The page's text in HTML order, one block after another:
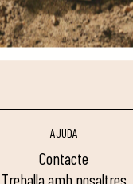
AJUDA
contacte
treballa amb nosaltres